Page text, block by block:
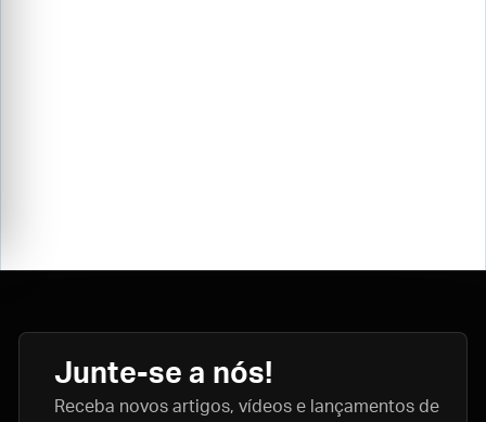
Junte-se a nós!
Receba novos artigos, vídeos e lançamentos de